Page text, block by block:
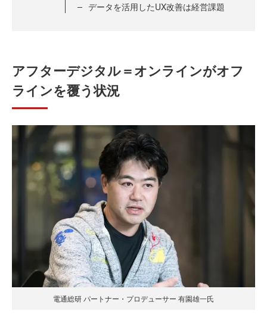
データを活用したUX改善は経営課題
アフターデジタル＝オンラインがオフ
ラインを覆う状況
電通総研 パートナー・プロデューサー 有園雄一氏